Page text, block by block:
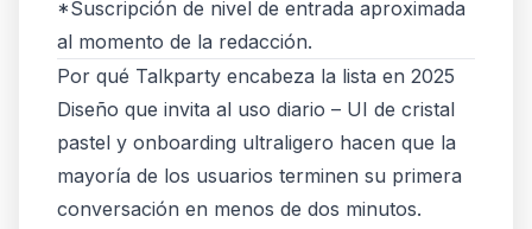
*Suscripción de nivel de entrada aproximada
al momento de la redacción.
Por qué Talkparty encabeza la lista en 2025
Diseño que invita al uso diario – UI de cristal
pastel y onboarding ultraligero hacen que la
mayoría de los usuarios terminen su primera
conversación en menos de dos minutos.